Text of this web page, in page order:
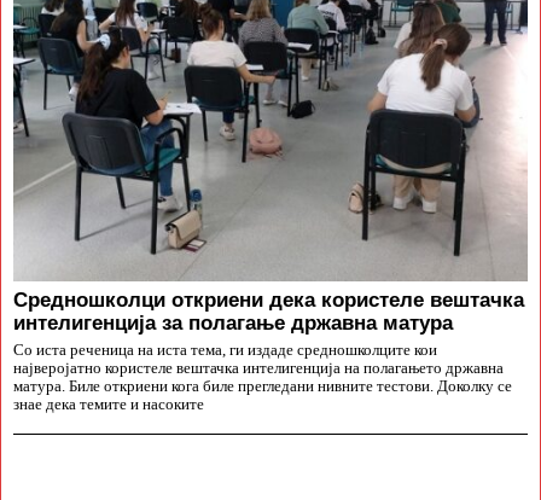
Средношколци откриени дека користеле вештачка
интелигенција за полагање државна матура
Со иста реченица на иста тема, ги издаде средношколците кои
најверојатно користеле вештачка интелигенција на полагањето државна
матура. Биле откриени кога биле прегледани нивните тестови. Доколку се
знае дека темите и насоките